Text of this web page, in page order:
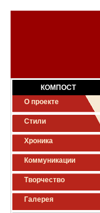
КОМПОСТ
О проекте
Стили
Хроника
Коммуникации
Творчество
Галерея